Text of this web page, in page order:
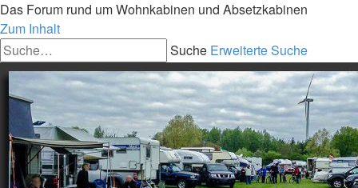
Das Forum rund um Wohnkabinen und Absetzkabinen
Zum Inhalt
Suche Erweiterte Suche